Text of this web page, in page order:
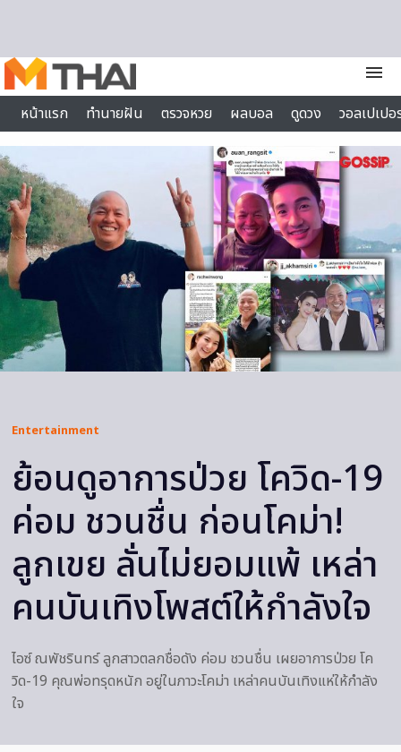
menu
หน้าแรก
ทำนายฝัน ตรวจหวย ผลบอล ดูดวง
วอลเปเป
ไลฟ์สไตล์
Entertainment
ย้อนดูอาการป่วย โควิด-19
ค่อม ชวนชื่น ก่อนโคม่า!
ลูกเขย ลั่นไม่ยอมแพ้ เหล่า
คนบันเทิงโพสต์ให้กำลังใจ
ไอซ์ ณพัชรินทร์ ลูกสาวตลกชื่อดัง ค่อม ชวนชื่น เผยอาการป่วย โค
วิด-19 คุณพ่อทรุดหนัก อยู่ในภาวะโคม่า เหล่าคนบันเทิงแห่ให้กำลัง
ใจ